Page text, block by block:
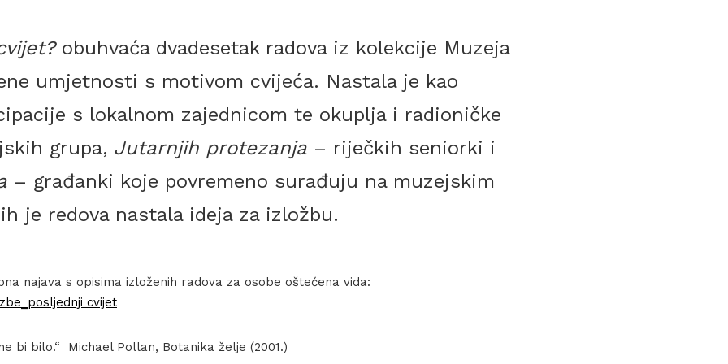
obuhvaća dvadesetak radova iz kolekcije Muzeja
umjetnosti s motivom cvijeća. Nastala je kao
s lokalnom zajednicom te okuplja i radioničke
grupa, Jutarnjih protezanja – riječkih seniorki i
– građanki koje povremeno surađuju na muzejskim
je redova nastala ideja za izložbu.
najava s opisima izloženih radova za osobe oštećena vida:
cvijet
bi bilo.“ Michael Pollan, Botanika želje (2001.)